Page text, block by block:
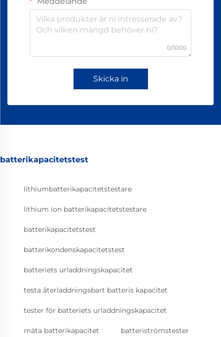
0/1000
Skicka in
batterikapacitetstest
lithiumbatterikapacitetstestare
lithium ion batterikapacitetstestare
batterikapacitetstest
batterikondenskapacitetstest
batteriets urladdningskapacitet
testa återladdningsbart batteris kapacitet
tester för batteriets urladdningskapacitet
mäta batterikapacitet batteriströmstester